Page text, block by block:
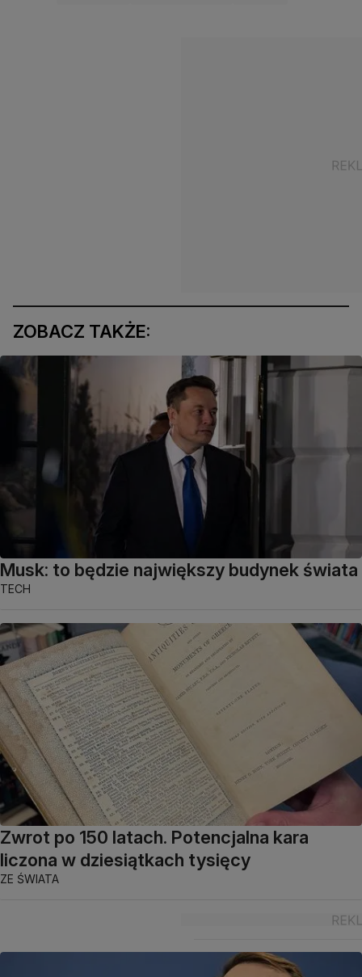
ZOBACZ TAKŻE:
Musk: to będzie największy budynek świata
TECH
Zwrot po 150 latach. Potencjalna kara
liczona w dziesiątkach tysięcy
ZE ŚWIATA